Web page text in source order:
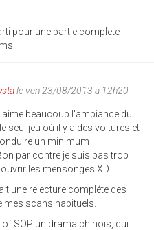
pour une partie complete
le ven 23/08/2013 à 12h20
beaucoup l'ambiance du
seul jeu où il y a des voitures et
un minimum
par contre je suis pas trop
les mensonges XD.
une relecture compléte des
mes scans habituels.
of SOP un drama chinois, qui